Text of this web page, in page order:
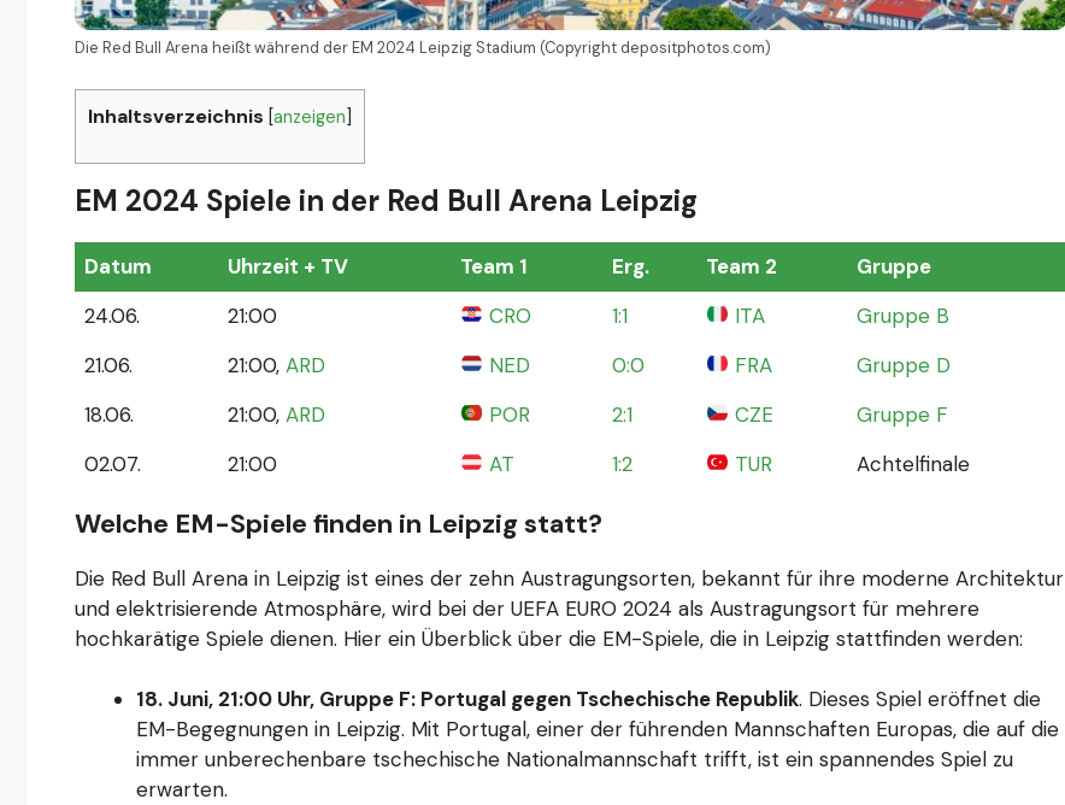
Die Red Bull Arena heißt während der EM 2024 Leipzig Stadium (Copyright depositphotos.com)
Inhaltsverzeichnis anzeigen
EM 2024 Spiele in der Red Bull Arena Leipzig
Datum Uhrzeit + TV Team 1 Erg. Team 2
Gruppe
24.06.
21:00 CRO 1:1 ITA
Gruppe B
21.06.
21:00, ARD NED 0:0 FRA
Gruppe D
18.06.
21:00, ARD POR 2:1 CZE
Gruppe F
02.07.
21:00 AT 1:2 TUR Achtelfinale
Welche EM-Spiele finden in Leipzig statt?
Die Red Bull Arena in Leipzig ist eines der zehn Austragungsorten, bekannt für ihre moderne Architektur
und elektrisierende Atmosphäre, wird bei der UEFA EURO 2024 als Austragungsort für mehrere
hochkarätige Spiele dienen. Hier ein Überblick über die EM-Spiele, die in Leipzig stattfinden werden:
18. Juni, 21:00 Uhr, Gruppe F: Portugal gegen Tschechische Republik. Dieses Spiel eröffnet die
EM-Begegnungen in Leipzig. Mit Portugal, einer der führenden Mannschaften Europas, die auf die
immer unberechenbare tschechische Nationalmannschaft trifft, ist ein spannendes Spiel zu
erwarten.